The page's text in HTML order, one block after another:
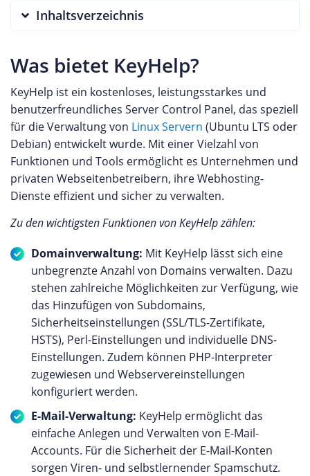
Inhaltsverzeichnis
Was bietet KeyHelp?
KeyHelp ist ein kostenloses, leistungsstarkes und
benutzerfreundliches Server Control Panel, das speziell
für die Verwaltung von Linux Servern (Ubuntu LTS oder
Debian) entwickelt wurde. Mit einer Vielzahl von
Funktionen und Tools ermöglicht es Unternehmen und
privaten Webseitenbetreibern, ihre Webhosting-
Dienste effizient und sicher zu verwalten.
Zu den wichtigsten Funktionen von KeyHelp zählen:
Domainverwaltung: Mit KeyHelp lässt sich eine
unbegrenzte Anzahl von Domains verwalten. Dazu
stehen zahlreiche Möglichkeiten zur Verfügung, wie
das Hinzufügen von Subdomains,
Sicherheitseinstellungen (SSL/TLS-Zertifikate,
HSTS), Perl-Einstellungen und individuelle DNS-
Einstellungen. Zudem können PHP-Interpreter
zugewiesen und Webservereinstellungen
konfiguriert werden.
E-Mail-Verwaltung: KeyHelp ermöglicht das
einfache Anlegen und Verwalten von E-Mail-
Accounts. Für die Sicherheit der E-Mail-Konten
sorgen Viren- und selbstlernender Spamschutz.